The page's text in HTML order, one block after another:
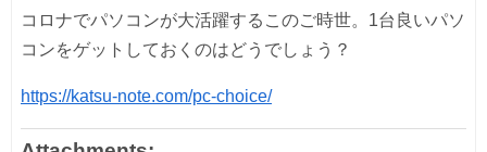
コロナでパソコンが大活躍するこのご時世。1台良いパソ
コンをゲットしておくのはどうでしょう？
https://katsu-note.com/pc-choice/